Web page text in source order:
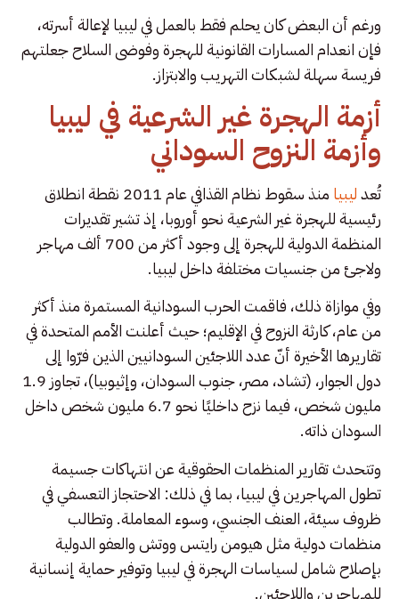
ورغم أن البعض كان يحلم فقط بالعمل في ليبيا لإعالة أسرته،
فإن انعدام المسارات القانونية للهجرة وفوضى السلاح جعلتهم
فريسة سهلة لشبكات التهريب والابتزاز.
أزمة الهجرة غير الشرعية في ليبيا
وأزمة النزوح السوداني
تُعدليبيا
منذ سقوط نظام القذافي عام 2011 نقطة انطلاق
رئيسية للهجرة غير الشرعية نحو أوروبا، إذ تشير تقديرات
المنظمة الدولية للهجرة إلى وجود أكثر من 700 ألف مهاجر
ولاجئ من جنسيات مختلفة داخل ليبيا.
وفي موازاة ذلك، فاقمت الحرب السودانية المستمرة منذ أكثر
من عام، كارثة النزوح في الإقليم؛ حيث أعلنت الأمم المتحدة في
تقاريرها الأخيرة أنّ عدد اللاجئين السودانيين الذين فرّوا إلى
دول الجوار، (تشاد، مصر، جنوب السودان، وإثيوبيا)، تجاوز 1.9
مليون شخص، فيما نزح داخليًا نحو 6.7 مليون شخص داخل
السودان ذاته.
وتتحدث تقارير المنظمات الحقوقية عن انتهاكات جسيمة
تطول المهاجرين في ليبيا، بما في ذلك: الاحتجاز التعسفي في
ظروف سيئة، العنف الجنسي، وسوء المعاملة. وتطالب
منظمات دولية مثل هيومن رايتس ووتش والعفو الدولية
بإصلاح شامل لسياسات الهجرة في ليبيا وتوفير حماية إنسانية
للمهاجرين واللاجئين.